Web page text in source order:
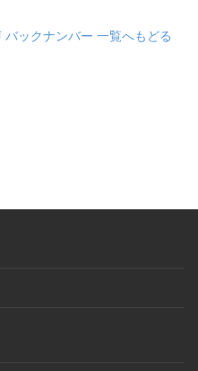
ックナンバー 一覧へもどる